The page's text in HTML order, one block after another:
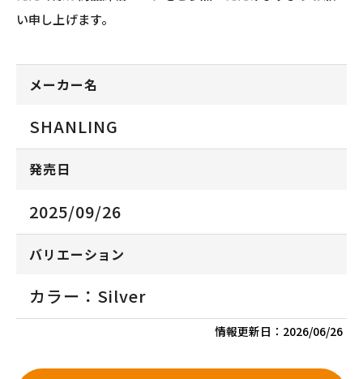
い申し上げます。
メーカー名
SHANLING
発売日
2025/09/26
バリエーション
カラー：Silver
情報更新日： 2026/06/26